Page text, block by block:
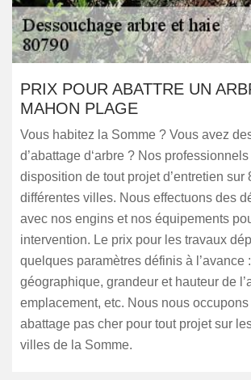
PRIX POUR ABATTRE UN
MAHON PLAGE
Vous habitez la Somme ? Vous avez
d’abattage d‘arbre ? Nos
disposition de tout projet d’entretien sur
différentes villes. Nous effectuons des
avec nos engins et nos équipements
intervention. Le prix pour les travaux
quelques paramètres définis à l’avance
géographique, grandeur et hauteur de
emplacement, etc. Nous nous occupons
abattage pas cher pour tout projet sur
villes de la Somme.